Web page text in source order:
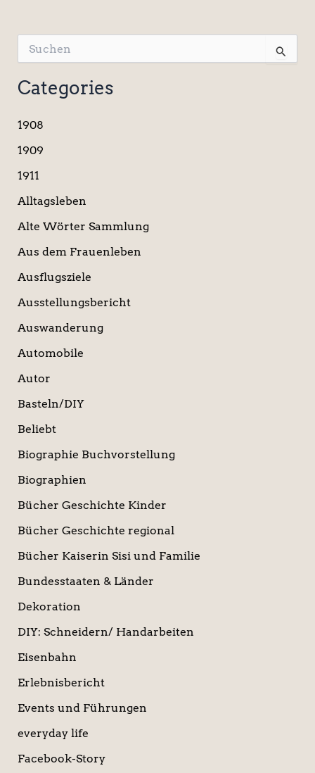
u
c
h
n
a
h
Categories
1908
1909
1911
Alltagsleben
Alte Wörter Sammlung
Aus dem Frauenleben
Ausflugsziele
Ausstellungsbericht
Auswanderung
Automobile
Autor
Basteln/DIY
Beliebt
Biographie Buchvorstellung
Biographien
Bücher Geschichte Kinder
Bücher Geschichte regional
Bücher Kaiserin Sisi und Familie
Bundesstaaten & Länder
Dekoration
DIY: Schneidern/ Handarbeiten
Eisenbahn
Erlebnisbericht
Events und Führungen
everyday life
Facebook-Story